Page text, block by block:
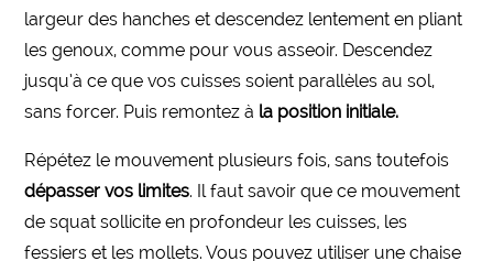
largeur des hanches et descendez lentement en pliant
les genoux, comme pour vous asseoir. Descendez
jusqu’à ce que vos cuisses soient parallèles au sol,
sans forcer. Puis remontez à la position initiale.
Répétez le mouvement plusieurs fois, sans toutefois
dépasser vos limites. Il faut savoir que ce mouvement
de squat sollicite en profondeur les cuisses, les
fessiers et les mollets. Vous pouvez utiliser une chaise